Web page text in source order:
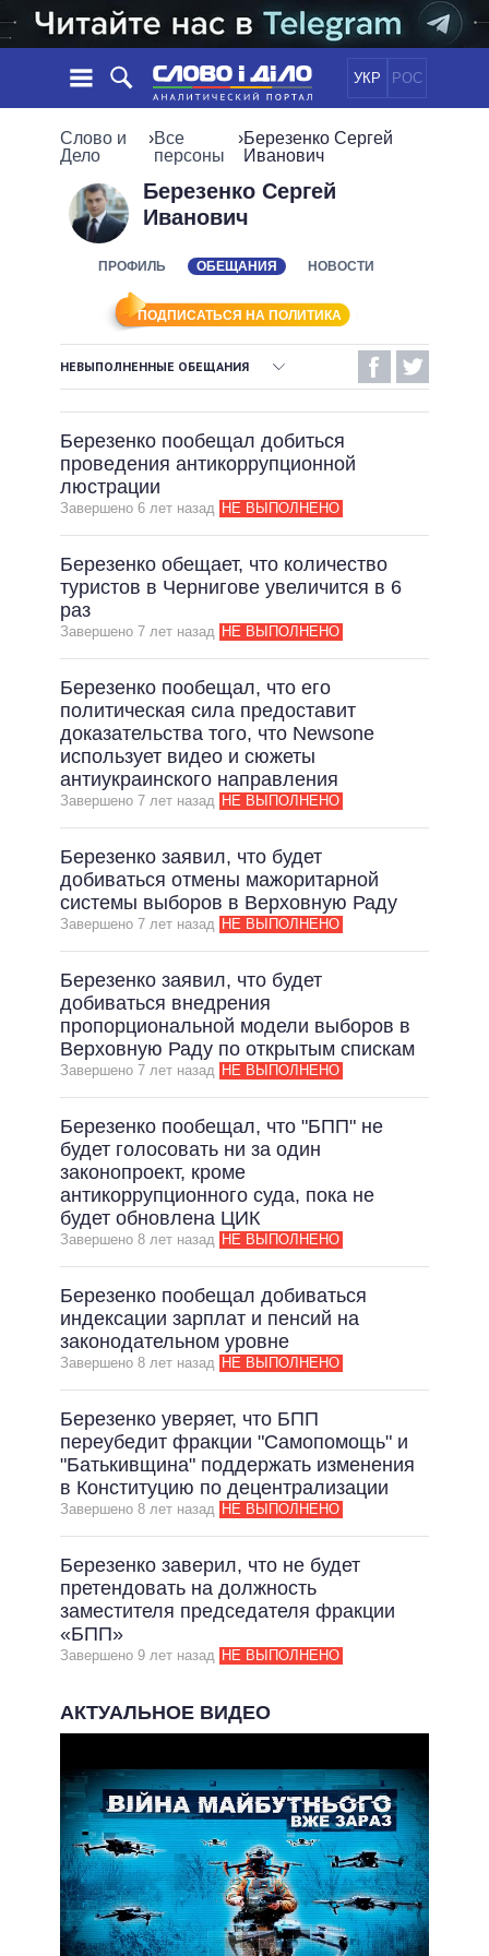
УКР РОС
НОВОСТИ
ЛЕНТА
СОБЫТИЯ
ОБЗОРЫ
ДАЙДЖЕСТЫ
ПОЛИТИКА
ОБЕЩАНИЯ
ПРЕЗИДЕНТ И ОФИС
ВЕРХОВНАЯ РАДА
КАБИНЕТ МИНИСТРОВ
ГЛАВЫ ОБЛАДМИНИСТРАЦИЙ
МЭРЫ
ВСЕ ПЕРСОНЫ
ИНФОГРАФИКА
ВИДЕО
ПОДДЕРЖАТЬ
Слово и
Дело
›Все
персоны
›Березенко Сергей
Иванович
Березенко Сергей
Иванович
ПРОФИЛЬ ОБЕЩАНИЯ НОВОСТИ
ПОДПИСАТЬСЯ НА ПОЛИТИКА
НЕВЫПОЛНЕННЫЕ ОБЕЩАНИЯ
НЕВЫПОЛНЕННЫЕ ОБЕЩАНИЯ
ОБЕЩАНИЯ В ПРОЦЕССЕ
ВСЕ ОБЕЩАНИЯ
АРХИВНЫЕ ОБЕЩАНИЯ
Березенко пообещал добиться
проведения антикоррупционной
люстрации
Завершено 6 лет назад НЕ ВЫПОЛНЕНО
Березенко обещает, что количество
туристов в Чернигове увеличится в 6
раз
Завершено 7 лет назад НЕ ВЫПОЛНЕНО
Березенко пообещал, что его
политическая сила предоставит
доказательства того, что Newsone
использует видео и сюжеты
антиукраинского направления
Завершено 7 лет назад НЕ ВЫПОЛНЕНО
Березенко заявил, что будет
добиваться отмены мажоритарной
системы выборов в Верховную Раду
Завершено 7 лет назад НЕ ВЫПОЛНЕНО
Березенко заявил, что будет
добиваться внедрения
пропорциональной модели выборов в
Верховную Раду по открытым спискам
Завершено 7 лет назад НЕ ВЫПОЛНЕНО
Березенко пообещал, что "БПП" не
будет голосовать ни за один
законопроект, кроме
антикоррупционного суда, пока не
будет обновлена ​​ЦИК
Завершено 8 лет назад НЕ ВЫПОЛНЕНО
Березенко пообещал добиваться
индексации зарплат и пенсий на
законодательном уровне
Завершено 8 лет назад НЕ ВЫПОЛНЕНО
Березенко уверяет, что БПП
переубедит фракции "Самопомощь" и
"Батькивщина" поддержать изменения
в Конституцию по децентрализации
Завершено 8 лет назад НЕ ВЫПОЛНЕНО
Березенко заверил, что не будет
претендовать на должность
заместителя председателя фракции
«БПП»
Завершено 9 лет назад НЕ ВЫПОЛНЕНО
АКТУАЛЬНОЕ ВИДЕО